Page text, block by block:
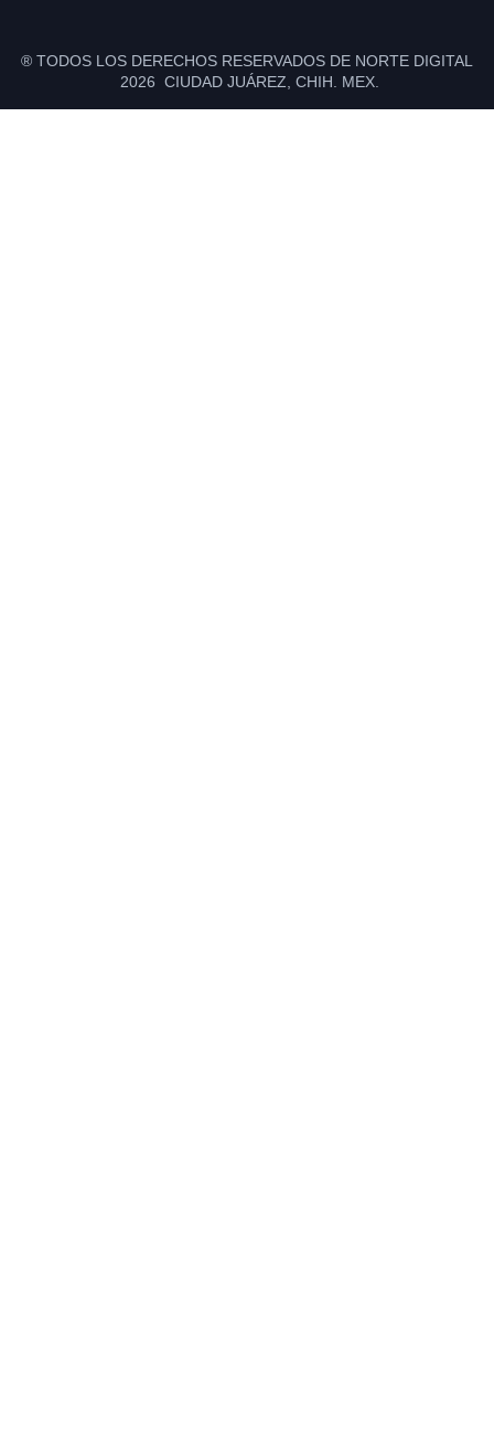
® TODOS LOS DERECHOS RESERVADOS DE NORTE DIGITAL
2026 CIUDAD JUÁREZ, CHIH. MEX.